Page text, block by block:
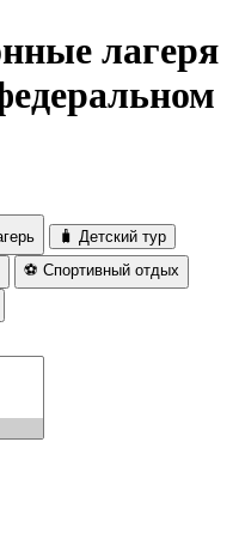
лагеря
🧳 Детский тур
⚽ Спортивный отдых